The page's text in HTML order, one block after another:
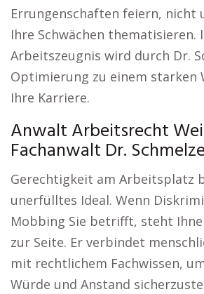
Errungenschaften feiern, nicht
Ihre Schwächen thematisieren.
Arbeitszeugnis wird durch Dr.
Optimierung zu einem starken
Ihre Karriere.
Anwalt Arbeitsrecht
Fachanwalt Dr.
Gerechtigkeit am Arbeitsplatz
unerfülltes Ideal. Wenn
Mobbing Sie betrifft, steht
zur Seite. Er verbindet
mit rechtlichem Fachwissen,
Würde und Anstand